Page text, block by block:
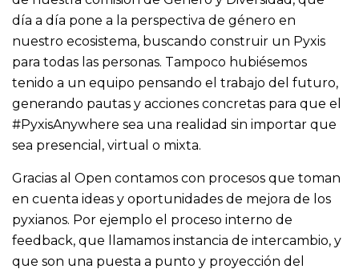
día a día pone a la perspectiva de género en
nuestro ecosistema, buscando construir un Pyxis
para todas las personas. Tampoco hubiésemos
tenido a un equipo pensando el trabajo del futuro,
generando pautas y acciones concretas para que el
#PyxisAnywhere sea una realidad sin importar que
sea presencial, virtual o mixta.
Gracias al Open contamos con procesos que toman
en cuenta ideas y oportunidades de mejora de los
pyxianos. Por ejemplo el proceso interno de
feedback, que llamamos instancia de intercambio, y
que son una puesta a punto y proyección del